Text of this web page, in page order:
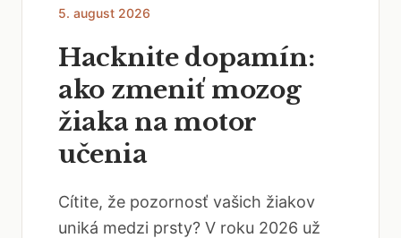
5. august 2026
Hacknite dopamín:
ako zmeniť mozog
žiaka na motor
učenia
Cítite, že pozornosť vašich žiakov
uniká medzi prsty? V roku 2026 už